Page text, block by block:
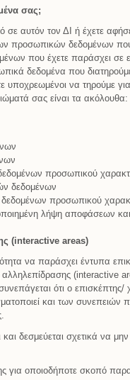
σας;
σε αυτόν τον ΔΙ ή έχετε
προσωπικών δεδομένων
που έχετε παράσχει σε
δεδομένα που
υποχρεωμένοι να τηρούμε
σας είναι τα ακόλουθα:
δεδομένων προσωπικού
δεδομένων
δεδομένων προσωπικού
λήψη αποφάσεων
(interactive areas)
να παράσχει έντυπα
(interactive
ότι ο επισκέπτης/
και των
δεσμεύεται σχετικά να
για οποιοδήποτε σκοπό